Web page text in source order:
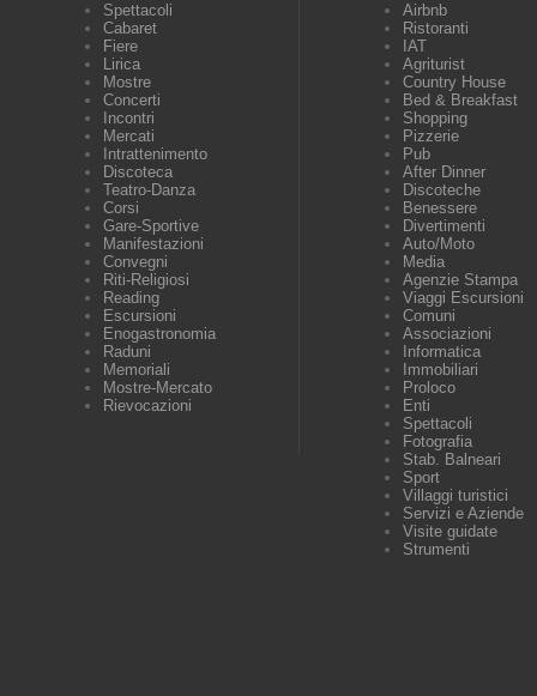
Spettacoli
Cabaret
Fiere
Lirica
Mostre
Concerti
Incontri
Mercati
Intrattenimento
Discoteca
Teatro-Danza
Corsi
Gare-Sportive
Manifestazioni
Convegni
Riti-Religiosi
Reading
Escursioni
Enogastronomia
Raduni
Memoriali
Mostre-Mercato
Rievocazioni
Airbnb
Ristoranti
IAT
Agriturist
Country House
Bed & Breakfast
Shopping
Pizzerie
Pub
After Dinner
Discoteche
Benessere
Divertimenti
Auto/Moto
Media
Agenzie Stampa
Viaggi Escursioni
Comuni
Associazioni
Informatica
Immobiliari
Proloco
Enti
Spettacoli
Fotografia
Stab. Balneari
Sport
Villaggi turistici
Servizi e Aziende
Visite guidate
Strumenti